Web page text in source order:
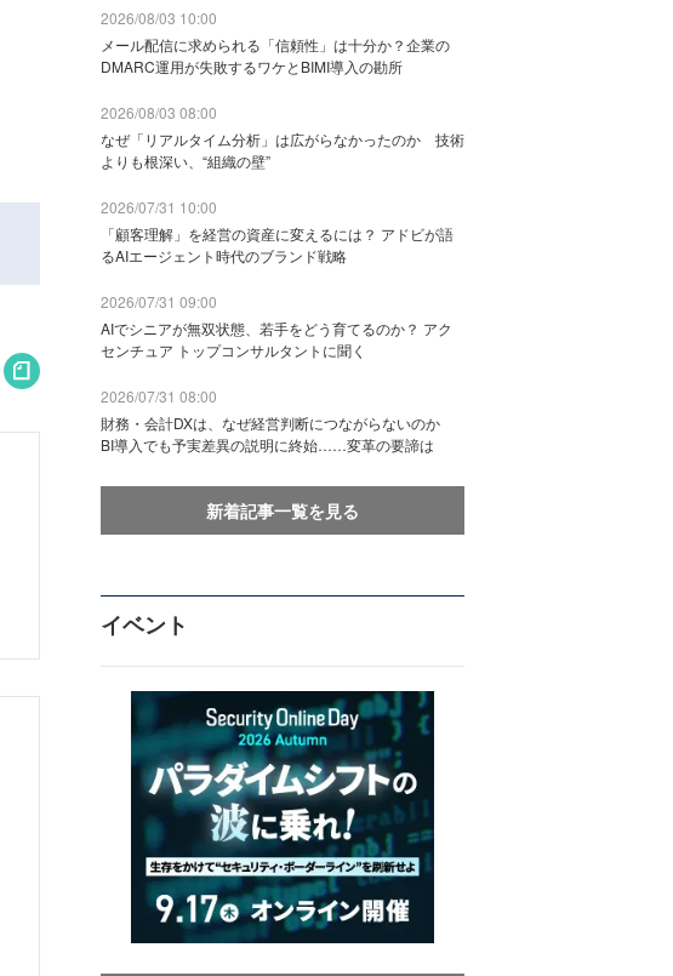
2026/08/03 10:00
メール配信に求められる「信頼性」は十分か？企業の
DMARC運用が失敗するワケとBIMI導入の勘所
2026/08/03 08:00
なぜ「リアルタイム分析」は広がらなかったのか 技術
よりも根深い、“組織の壁”
2026/07/31 10:00
「顧客理解」を経営の資産に変えるには？ アドビが語
るAIエージェント時代のブランド戦略
2026/07/31 09:00
AIでシニアが無双状態、若手をどう育てるのか？ アク
センチュア トップコンサルタントに聞く
2026/07/31 08:00
財務・会計DXは、なぜ経営判断につながらないのか
BI導入でも予実差異の説明に終始……変革の要諦は
新着記事一覧を見る
イベント